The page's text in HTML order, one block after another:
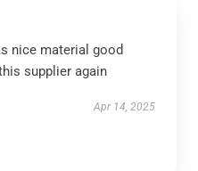
nice material good
supplier again
Apr 14, 2025